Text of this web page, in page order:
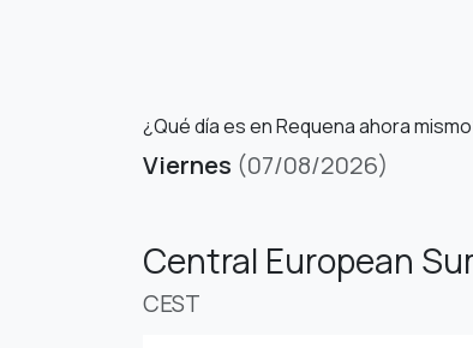
¿Qué día es en Requena ahora
Viernes (07/08/2026)
Central European
CEST